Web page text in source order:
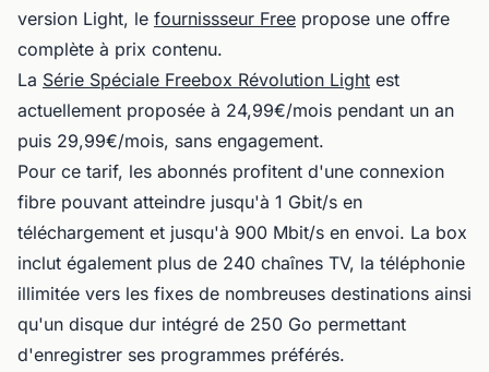
version Light, le fournissseur Free propose une offre
complète à prix contenu.
La Série Spéciale Freebox Révolution Light est
actuellement proposée à 24,99€/mois pendant un an
puis 29,99€/mois, sans engagement.
Pour ce tarif, les abonnés profitent d'une connexion
fibre pouvant atteindre jusqu'à 1 Gbit/s en
téléchargement et jusqu'à 900 Mbit/s en envoi. La box
inclut également plus de 240 chaînes TV, la téléphonie
illimitée vers les fixes de nombreuses destinations ainsi
qu'un disque dur intégré de 250 Go permettant
d'enregistrer ses programmes préférés.